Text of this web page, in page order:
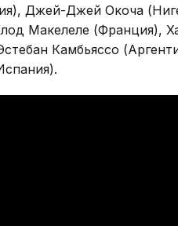
Джей-Джей Окоча
Макелеле (Франция),
Камбьяссо